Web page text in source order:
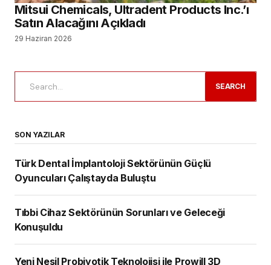
Mitsui Chemicals, Ultradent Products Inc.’ı
Satın Alacağını Açıkladı
29 Haziran 2026
SEARCH
SON YAZILAR
Türk Dental İmplantoloji Sektörünün Güçlü
Oyuncuları Çalıştayda Buluştu
Tıbbi Cihaz Sektörünün Sorunları ve Geleceği
Konuşuldu
Yeni Nesil Probiyotik Teknolojisi ile Prowill 3D